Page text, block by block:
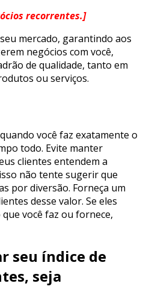
recorrentes.]
mercado, garantindo aos
negócios com você,
de qualidade, tanto em
ou serviços.
você faz exatamente o
todo. Evite manter
clientes entendem a
não tente sugerir que
por diversão. Forneça um
desse valor. Se eles
você faz ou fornece,
seu índice de
seja